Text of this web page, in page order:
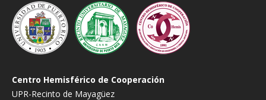
Centro Hemisférico de Cooperación
UPR-Recinto de Mayagüez